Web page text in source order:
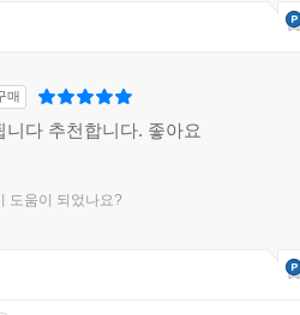
매
니다 추천합니다. 좋아요
도움이 되었나요?